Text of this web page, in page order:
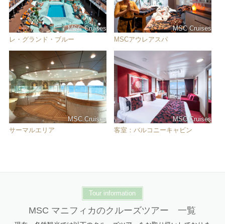
MSC Cruises
レ・グランド・ブルー
MSC Cruises
MSCアウレアスパ
MSC Cruises
サーマルエリア
MSC Cruises
客室：バルコニーキャビン
Tour information
MSC マニフィカのクルーズツアー 一覧